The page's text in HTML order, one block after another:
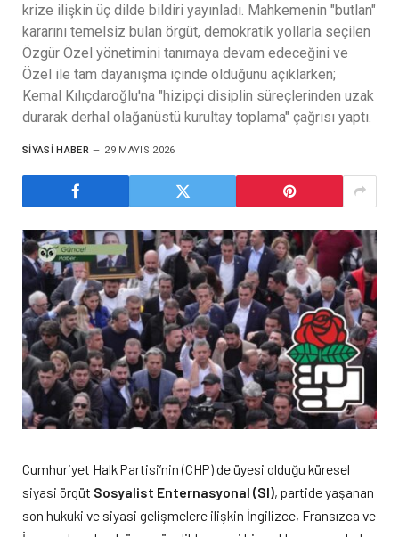
krize ilişkin üç dilde bildiri yayınladı. Mahkemenin "butlan"
kararını temelsiz bulan örgüt, demokratik yollarla seçilen
Özgür Özel yönetimini tanımaya devam edeceğini ve
Özel ile tam dayanışma içinde olduğunu açıklarken;
Kemal Kılıçdaroğlu'na "hizipçi disiplin süreçlerinden uzak
durarak derhal olağanüstü kurultay toplama" çağrısı yaptı.
SIYASI HABER 29 MAYIS 2026
Cumhuriyet Halk Partisi’nin (CHP) de üyesi olduğu küresel
siyasi örgüt Sosyalist Enternasyonal (SI), partide yaşanan
son hukuki ve siyasi gelişmelere ilişkin İngilizce, Fransızca ve